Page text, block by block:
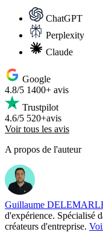
ChatGPT
Perplexity
Claude
Google
4.8/5 1400+ avis
Trustpilot
4.6/5 520+avis
Voir tous les avis
A propos de l'auteur
Guillaume
d'expérience. Spécialisé
créateurs d'entreprise.